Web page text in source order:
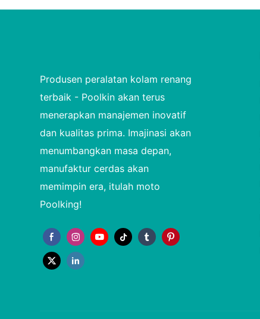
Produsen peralatan kolam renang
terbaik - Poolkin akan terus
menerapkan manajemen inovatif
dan kualitas prima. Imajinasi akan
menumbangkan masa depan,
manufaktur cerdas akan
memimpin era, itulah moto
Poolking!